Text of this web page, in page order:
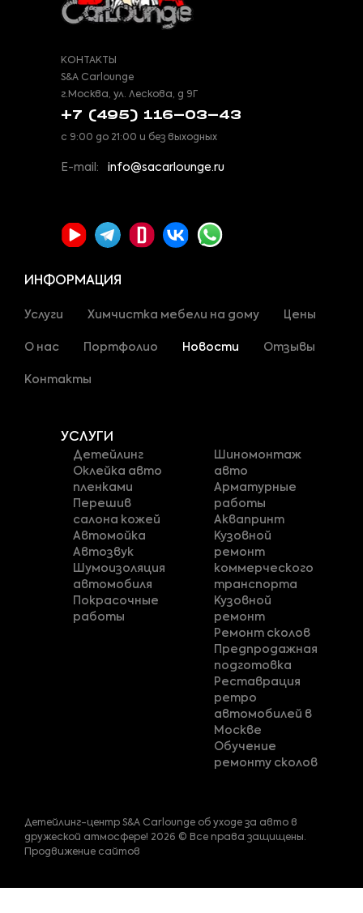
КОНТАКТЫ
S&A Carlounge
г.Москва, ул. Лескова, д 9Г
+7 (495) 116-03-43
с 9:00 до 21:00 и без выходных
E-mail: info@sacarlounge.ru
ИНФОРМАЦИЯ
Услуги Химчистка мебели на дому Цены
О нас Портфолио Новости Отзывы
Контакты
УСЛУГИ
Детейлинг
Оклейка авто
пленками
Перешив
салона кожей
Автомойка
Автозвук
Шумоизоляция
автомобиля
Покрасочные
работы
Шиномонтаж
авто
Арматурные
работы
Аквапринт
Кузовной
ремонт
коммерческого
транспорта
Кузовной
ремонт
Ремонт сколов
Предпродажная
подготовка
Реставрация
ретро
автомобилей в
Москве
Обучение
ремонту сколов
Детейлинг-центр S&A Carlounge об уходе за авто в
дружеской атмосфере! 2026 © Все права защищены.
Продвижение сайтов